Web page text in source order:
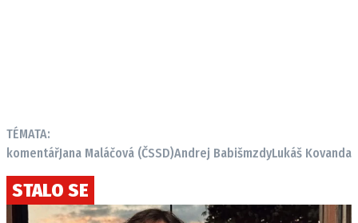
TÉMATA:
komentářJana Maláčová (ČSSD)Andrej BabišmzdyLukáš Kovanda
STALO SE